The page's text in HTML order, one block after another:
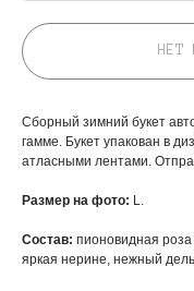
НЕТ
Сборный зимний букет
гамме. Букет упакован в
атласными лентами.
Размер на фото: L.
Состав: пионовидная
яркая нерине, нежный